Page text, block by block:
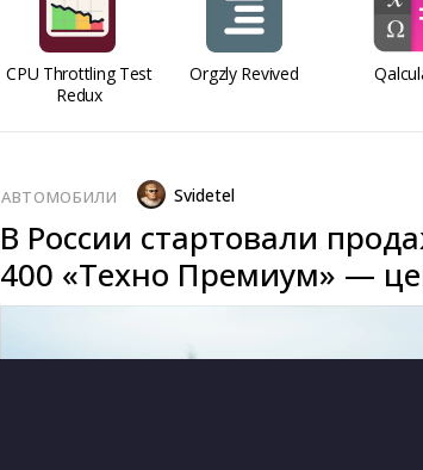
CPU Throttling Test
Redux
Orgzly Revived
АВТОМОБИЛИ Svidetel
В России стартовали
400 «Техно Премиум» —